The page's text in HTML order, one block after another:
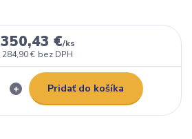
350,43 €/ks
284,90 € bez DPH
Pridať do košíka